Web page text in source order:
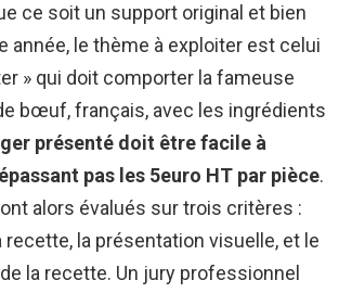
ce soit un support original et bien
année, le thème à exploiter est celui
» qui doit comporter la fameuse
bœuf, français, avec les ingrédients
présenté doit être facile à
pas les 5euro HT par pièce.
alors évalués sur trois critères :
recette, la présentation visuelle, et le
la recette. Un jury professionnel